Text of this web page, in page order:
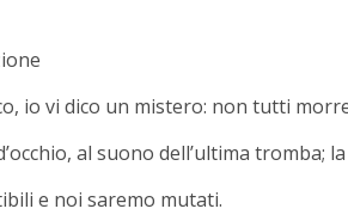
io vi dico un mistero: non tutti
al suono dell’ultima tromba;
e noi saremo mutati.